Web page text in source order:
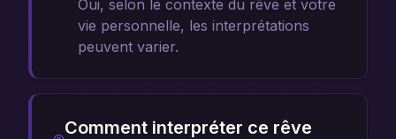
Oui, selon le contexte du rêve et votre
vie personnelle, les interprétations
peuvent varier.
Comment interpréter ce rêve